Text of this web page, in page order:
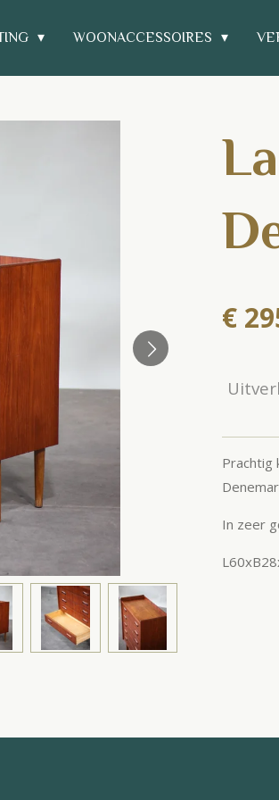
WOONACCESSOIRES
€
Prachtig
In zeer